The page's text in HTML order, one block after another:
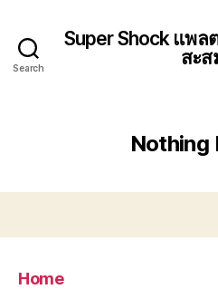
Search
Super Shock แพ
สะส
Nothing
Home